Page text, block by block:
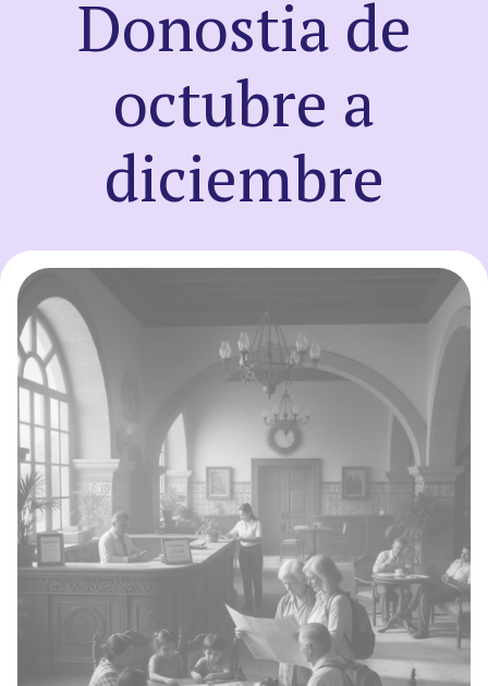
Registro
Entrar
Donostia de
octubre a
diciembre